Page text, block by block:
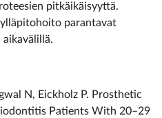
pitkäikäisyyttä.
parantavat
N, Eickholz P. Prosthetic
Patients With 20–29